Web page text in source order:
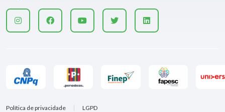
Política de privacidade LGPD